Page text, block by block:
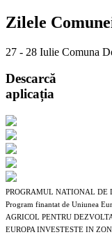
Zilele
27 - 28 Iulie Comuna
Descarcă
aplicația
PROGRAMUL NATIONAL DE
Program finantat de Uniunea
AGRICOL PENTRU
EUROPA INVESTESTE IN